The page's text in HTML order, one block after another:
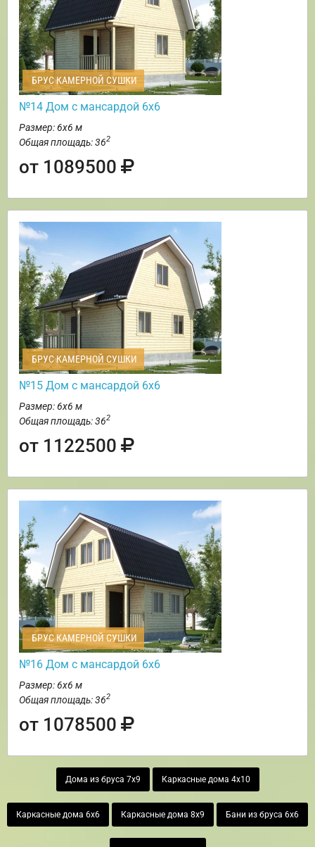
БРУС КАМЕРНОЙ СУШКИ
№14 Дом с мансардой 6х6
Размер: 6х6 м
Общая площадь: 362
от 1089500
БРУС КАМЕРНОЙ СУШКИ
№15 Дом с мансардой 6х6
Размер: 6х6 м
Общая площадь: 362
от 1122500
БРУС КАМЕРНОЙ СУШКИ
№16 Дом с мансардой 6х6
Размер: 6х6 м
Общая площадь: 362
от 1078500
Дома из бруса 7х9 Каркасные дома 4х10
Каркасные дома 6х6 Каркасные дома 8х9 Бани из бруса 6х6